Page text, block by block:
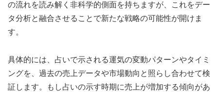
の流れを読み解く非科学的側面を持ちますが、これをデー
タ分析と融合させることで新たな戦略の可能性が開けま
す。
具体的には、占いで示される運気の変動パターンやタイミ
ングを、過去の売上データや市場動向と照らし合わせて検
証します。もし占いの示す時期に売上が増加する傾向があ